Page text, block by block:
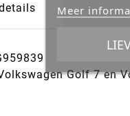
Golf 7 en
Meer